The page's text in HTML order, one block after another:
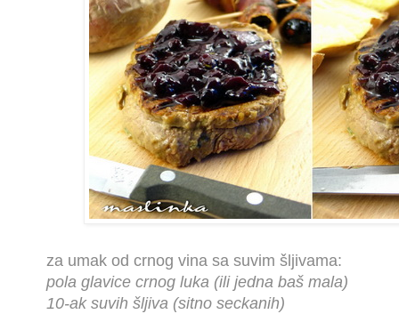
za umak od crnog vina sa suvim šljivama:
pola glavice crnog luka (ili jedna baš mala)
10-ak suvih šljiva (sitno seckanih)